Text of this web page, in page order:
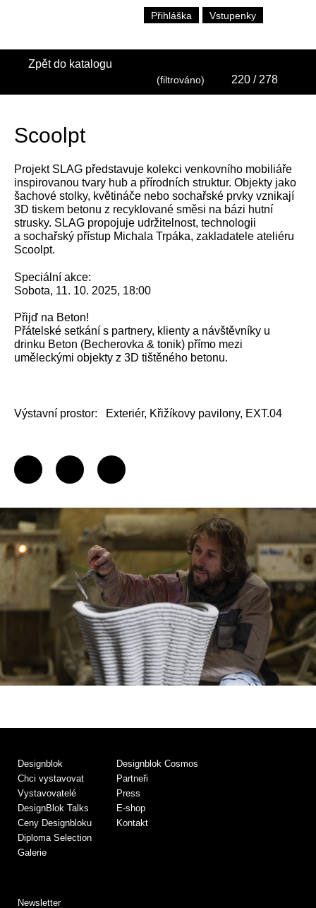
Přihláška Vstupenky
Zpět do katalogu
(filtrováno) 220 / 278
Scoolpt
Projekt SLAG představuje kolekci venkovního mobiliáře
inspirovanou tvary hub a přírodních struktur. Objekty jako
šachové stolky, květináče nebo sochařské prvky vznikají
3D tiskem betonu z recyklované směsi na bázi hutní
strusky. SLAG propojuje udržitelnost, technologii
a sochařský přístup Michala Trpáka, zakladatele ateliéru
Scoolpt.
Speciální akce:
Sobota, 11. 10. 2025, 18:00
Přijď na Beton!
Přátelské setkání s partnery, klienty a návštěvníky u
drinku Beton (Becherovka & tonik) přímo mezi
uměleckými objekty z 3D tištěného betonu.
Výstavní prostor: Exteriér, Křižíkovy pavilony, EXT.04
Designblok
Chci vystavovat
Vystavovatelé
DesignBlok Talks
Ceny Designbloku
Diploma Selection
Galerie
Designblok Cosmos
Partneři
Press
E-shop
Kontakt
Newsletter